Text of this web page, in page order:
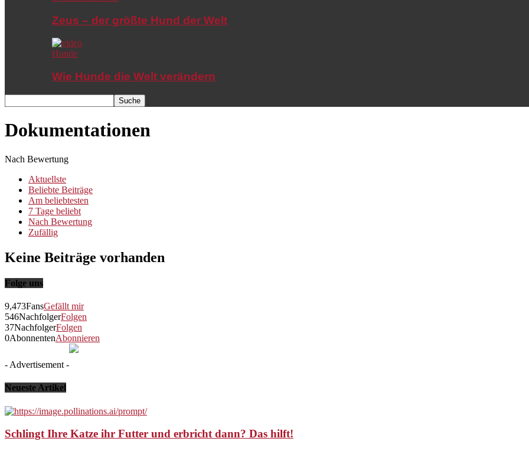
Zeus – der größte Hund der Welt
Hunde
Wie Hunde die Welt verändern
Dokumentationen
Nach Bewertung
Aktuellste
Beliebte Beiträge
Am beliebtesten
7 Tage beliebt
Nach Bewertung
Zufällig
Keine Beiträge vorhanden
Folge uns
9,473FansGefällt mir
546NachfolgerFolgen
37NachfolgerFolgen
0AbonnentenAbonnieren
- Advertisement -
Neueste Artikel
Schlingt Ihre Katze ihr Futter und erbricht dann? Das hilft!